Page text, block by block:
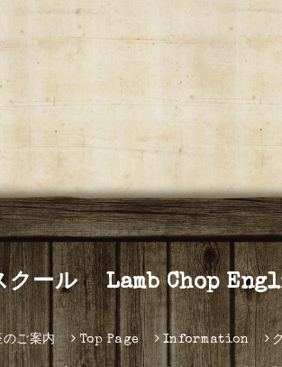
クール Lamb Chop
のご案内 Top Page Information